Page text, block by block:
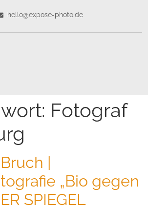
hello@expose-photo.de
Fotograf
|
„Bio gegen
SPIEGEL